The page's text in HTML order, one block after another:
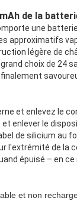
de la
une
approximatifs
légère de
choix de 24
et enlevez le
et enlever le
de silicium au
l'extrémité de la
épuisé – en
et non